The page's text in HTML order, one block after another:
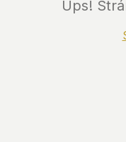
Ups!